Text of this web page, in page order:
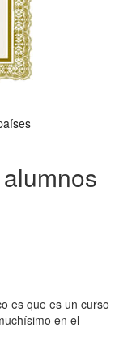
es que es un curso
en el